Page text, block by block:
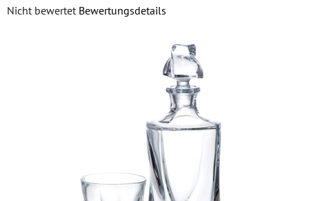
Die
Nicht bewertet Bewertungsdetails